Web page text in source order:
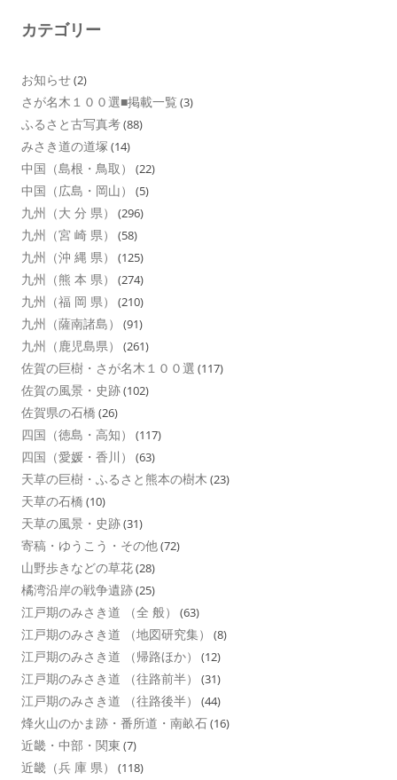
カテゴリー
お知らせ(2)
さが名木１００選■掲載一覧 (3)
ふるさと古写真考(88)
みさき道の道塚 (14)
中国（島根・鳥取） (22)
中国（広島・岡山） (5)
九州（大 分 県） (296)
九州（宮 崎 県） (58)
九州（沖 縄 県） (125)
九州（熊 本 県） (274)
九州（福 岡 県） (210)
九州（薩南諸島） (91)
九州（鹿児島県） (261)
佐賀の巨樹・さが名木１００選 (117)
佐賀の風景・史跡(102)
佐賀県の石橋 (26)
四国（徳島・高知） (117)
四国（愛媛・香川） (63)
天草の巨樹・ふるさと熊本の樹木 (23)
天草の石橋 (10)
天草の風景・史跡(31)
寄稿・ゆうこう・その他(72)
山野歩きなどの草花(28)
橘湾沿岸の戦争遺跡(25)
江戸期のみさき道 （全 般） (63)
江戸期のみさき道 （地図研究集） (8)
江戸期のみさき道 （帰路ほか） (12)
江戸期のみさき道 （往路前半） (31)
江戸期のみさき道 （往路後半） (44)
烽火山のかま跡・番所道・南畝石(16)
近畿・中部・関東 (7)
近畿（兵 庫 県） (118)